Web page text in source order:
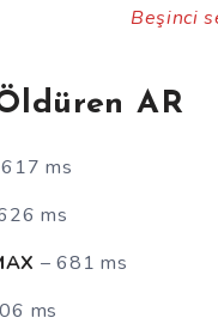
Beşinci
AR
ms
ms
– 681 ms
ms